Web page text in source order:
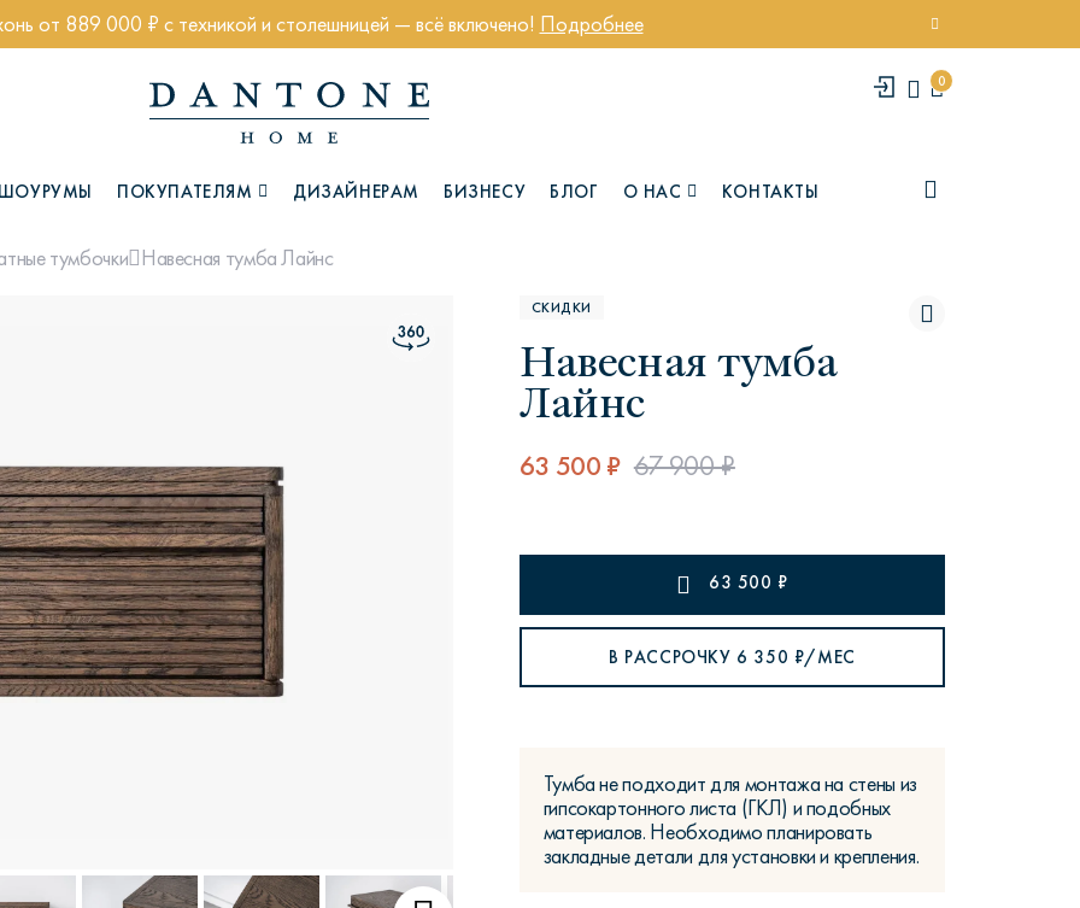
от 889 000 ₽ с техникой и столешницей — всё включено! Подробнее
0
ШОУРУМЫ ПОКУПАТЕЛЯМ ДИЗАЙНЕРАМ БИЗНЕСУ БЛОГ О НАС КОНТАКТЫ
Глазго
Сити
тумбочки Навесная тумба Лайнс
СКИДКИ
Навесная тумба
Лайнс
63 500 ₽ 67 900 ₽
63 500 ₽
В РАССРОЧКУ 6 350 ₽/МЕС
Тумба не подходит для монтажа на стены из
гипсокартонного листа (ГКЛ) и подобных
материалов. Необходимо планировать
закладные детали для установки и крепления.